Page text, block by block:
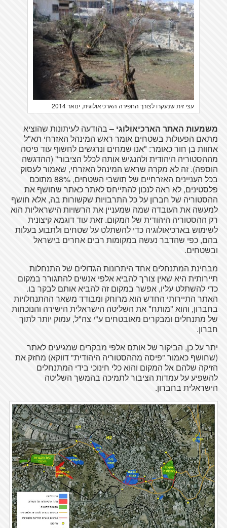
עצי זית שנעקרו לצורך החפירה הארכיאולוגית, ינואר 2014
משמעות האתר הארכיאולוגי –בהודעה לעיתונות שהוציא
מתאם הפעולות בשטחים אומר ראש המינהל האזרחי תא"ל
אחוות בן חור כאומר: "אנו שמחים ונרגשים לחשוף עוד פיסה
מההסטוריה היהודית ולהנגיש אותה לכלל הציבור" (ההדגשה
הוספה). זה לא מקרה שראש המינהל האזרחי, שאמור לעסוק
בכל העניינים האזרחיים של תושבי השטחים, 88% מתוכם
פלסטינים, לא ראה לנכון להתייחס לאתר כאתר שחושף את
ההסטוריה של חברון על כל התרבויות שקשורות בה, אלא חושף
למעשה את העובדה שמה שמעניין את הרשויות הישראליות הוא
רק ההסטוריה היהודית של המקום. זאת עוד דוגמא קיצונית
לשימוש בארכיאולוגיה כדי להשתלט על שטחים ולתבוע בעלות
בהם, כפי שהדבר נעשה במקומות רבים אחרים בישראל
ובשטחים.
מבחינת המתנחלים אחד היתרונות הגדולים של התנחלות
תיירותית היא שאין צורך להביא אלפי אנשים להתגורר במקום
כדי להשתלט עליו, אפשר במקום זה להביא אותם לבקר בו.
האתר התיירותי החדש הוא מרוחק ומבודד משאר ההתנחלויות
בחברון, והוא "מותח" את השליטה הישראלית הישירה והנוכחות
של מתנחלים ומבקרים מאובטחים ע"י צה"ל, עמוק יותר לתוך
חברון.
יתר על כן, הביקור של אותם אלפי מבקרים שמגיעים לאתר
(שחושף כאמור "פיסה מההסטוריה היהודית" דווקא) מחזק את
הזיקה שלהם אל המקום והוא כלי חינוכי בידי המתנחלים
להשפיע על עמדות הציבור לתמיכה בהמשך השליטה
הישראלית בחברון.